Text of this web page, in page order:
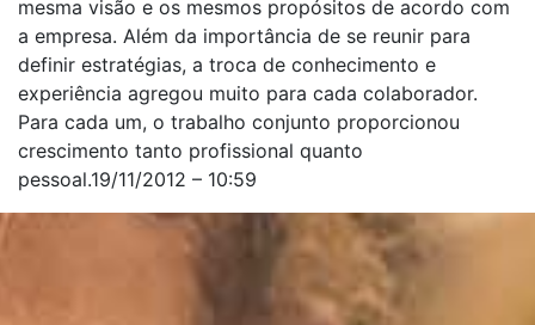
mesma visão e os mesmos propósitos de acordo com
a empresa. Além da importância de se reunir para
definir estratégias, a troca de conhecimento e
experiência agregou muito para cada colaborador.
Para cada um, o trabalho conjunto proporcionou
crescimento tanto profissional quanto
pessoal.19/11/2012 – 10:59